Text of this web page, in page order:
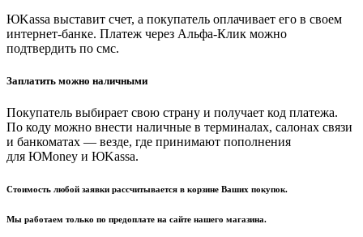
ЮKassa выставит счет, а покупатель оплачивает его в своем
интернет-банке. Платеж через Альфа-Клик можно
подтвердить по смс.
Заплатить можно наличными
Покупатель выбирает свою страну и получает код платежа.
По коду можно внести наличные в терминалах, салонах связи
и банкоматах — везде, где принимают пополнения
для ЮMoney и ЮKassa.
Стоимость любой заявки рассчитывается в корзине Ваших покупок.
Мы работаем только по предоплате на сайте нашего магазина.